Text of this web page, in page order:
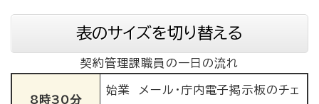
表のサイズを切り替える
契約管理課職員の一日の流れ
8時30分
始業 メール・庁内電子掲示板のチェ